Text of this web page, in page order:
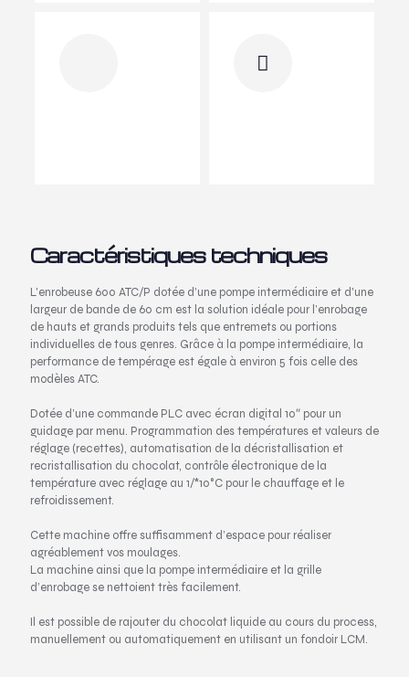
Caractéristiques techniques
L'enrobeuse 600 ATC/P dotée d’une pompe intermédiaire et d'une
largeur de bande de 60 cm est la solution idéale pour l’enrobage
de hauts et grands produits tels que entremets ou portions
individuelles de tous genres. Grâce à la pompe intermédiaire, la
performance de tempérage est égale à environ 5 fois celle des
modèles ATC.
Dotée d’une commande PLC avec écran digital 10″ pour un
guidage par menu. Programmation des températures et valeurs de
réglage (recettes), automatisation de la décristallisation et
recristallisation du chocolat, contrôle électronique de la
température avec réglage au 1/*10°C pour le chauffage et le
refroidissement.
Cette machine offre suffisamment d’espace pour réaliser
agréablement vos moulages.
La machine ainsi que la pompe intermédiaire et la grille
d’enrobage se nettoient très facilement.
Il est possible de rajouter du chocolat liquide au cours du process,
manuellement ou automatiquement en utilisant un fondoir LCM.